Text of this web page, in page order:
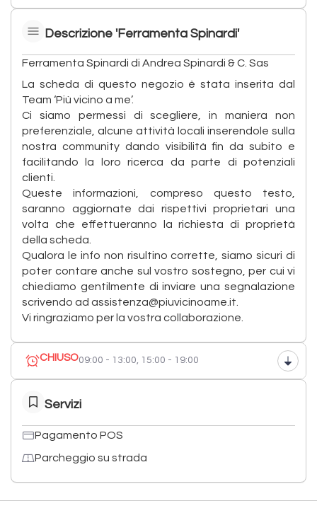
Descrizione 'Ferramenta Spinardi'
Ferramenta Spinardi di Andrea Spinardi & C. Sas
La scheda di questo negozio è stata inserita dal
Team ‘Più vicino a me’.
Ci siamo permessi di scegliere, in maniera non
preferenziale, alcune attività locali inserendole sulla
nostra community dando visibilità fin da subito e
facilitando la loro ricerca da parte di potenziali
clienti.
Queste informazioni, compreso questo testo,
saranno aggiornate dai rispettivi proprietari una
volta che effettueranno la richiesta di proprietà
della scheda.
Qualora le info non risultino corrette, siamo sicuri di
poter contare anche sul vostro sostegno, per cui vi
chiediamo gentilmente di inviare una segnalazione
scrivendo ad assistenza@piuvicinoame.it.
Vi ringraziamo per la vostra collaborazione.
CHIUSO09:00 - 13:00, 15:00 - 19:00
Servizi
Pagamento POS
Parcheggio su strada